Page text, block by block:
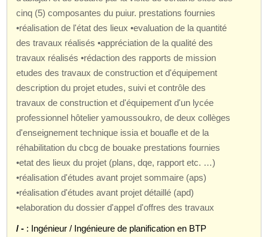
cinq (5) composantes du puiur. prestations fournies
•réalisation de l'état des lieux •evaluation de la quantité
des travaux réalisés •appréciation de la qualité des
travaux réalisés •rédaction des rapports de mission
etudes des travaux de construction et d'équipement
description du projet etudes, suivi et contrôle des
travaux de construction et d'équipement d'un lycée
professionnel hôtelier yamoussoukro, de deux collèges
d'enseignement technique issia et bouafle et de la
réhabilitation du cbcg de bouake prestations fournies
•etat des lieux du projet (plans, dqe, rapport etc. …)
•réalisation d'études avant projet sommaire (aps)
•réalisation d'études avant projet détaillé (apd)
•elaboration du dossier d'appel d'offres des travaux
/ - : Ingénieur / Ingénieure de planification en BTP